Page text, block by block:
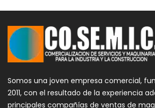
Somos una joven empresa comercial,
2011, con el resultado de la experiencia
principales compañías de ventas de